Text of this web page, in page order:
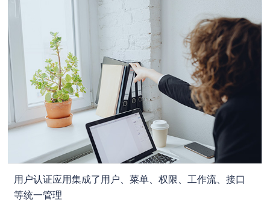
用户认证应用集成了用户、菜单、权限、工作流、接口
等统一管理